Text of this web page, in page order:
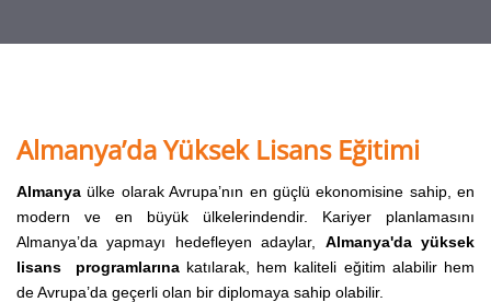
Almanya’da Yüksek Lisans Eğitimi
Almanya ülke olarak Avrupa’nın en güçlü ekonomisine sahip, en
modern ve en büyük ülkelerindendir. Kariyer planlamasını
Almanya’da yapmayı hedefleyen adaylar, Almanya'da yüksek
lisans programlarınakatılarak, hem kaliteli eğitim alabilir hem
de Avrupa’da geçerli olan bir diplomaya sahip olabilir.